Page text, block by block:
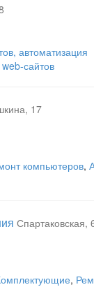
автоматизация
сайтов
17
компьютеров,
Спартаковская,
,